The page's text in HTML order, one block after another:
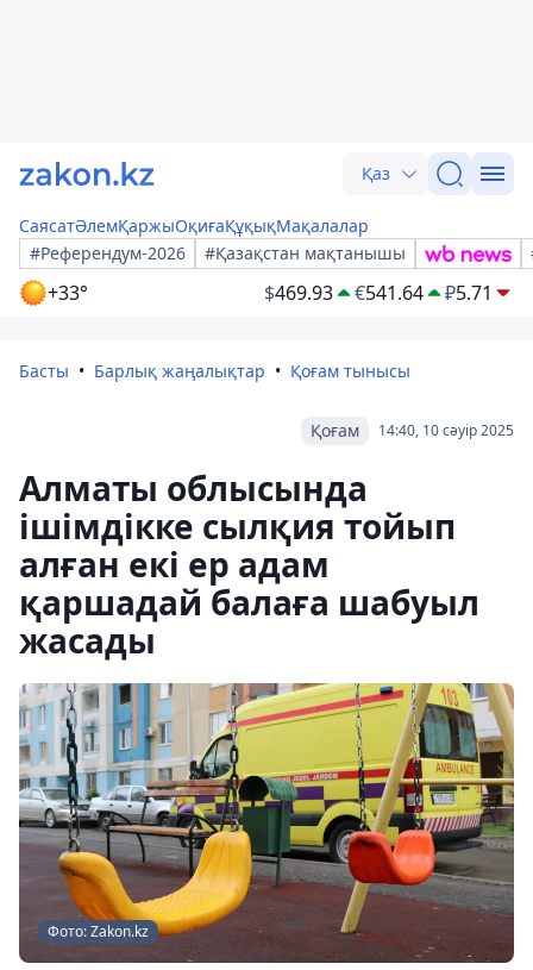
Қаз
СаясатӘлемҚаржыОқиғаҚұқықМақалалар
#Референдум-2026
#Қазақстан мақтанышы
+33° $469.93 €541.64 ₽5.71
Басты Барлық жаңалықтар Қоғам тынысы
14:40, 10 сәуір 2025
Қоғам
Алматы облысында
ішімдікке сылқия тойып
алған екі ер адам
қаршадай балаға шабуыл
жасады
Фото: Zakon.kz